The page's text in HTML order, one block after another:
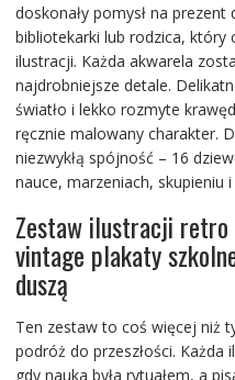
doskonały pomysł na
bibliotekarki lub rodzica, który
ilustracji. Każda akwarela
najdrobniejsze detale.
światło i lekko rozmyte
ręcznie malowany charakter.
niezwykłą spójność – 16
nauce, marzeniach, skupieniu
Zestaw ilustracji retro
vintage plakaty
duszą
Ten zestaw to coś więcej niż
podróż do przeszłości. Każda
gdy nauka była rytuałem, a